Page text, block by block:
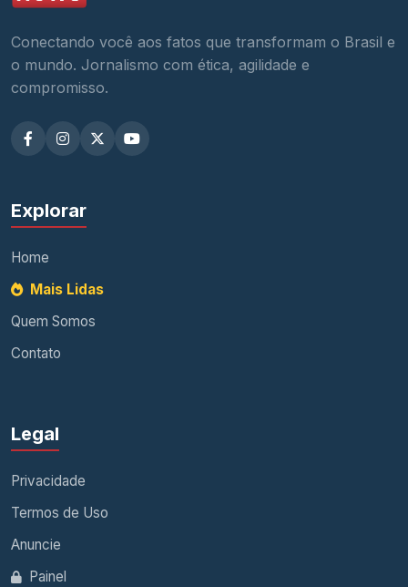
Conectando você aos fatos que transformam o Brasil e
o mundo. Jornalismo com ética, agilidade e
compromisso.
Explorar
Home
Mais Lidas
Quem Somos
Contato
Legal
Privacidade
Termos de Uso
Anuncie
Painel